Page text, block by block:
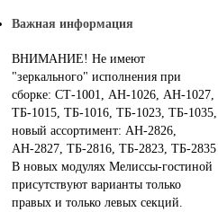
Важная информация
ВНИМАНИЕ! Не имеют
"зеркального" исполнения при
сборке: СТ-1001, АН-1026, АН-1027,
ТБ-1015, ТБ-1016, ТБ-1023, ТБ-1035,
новый ассортимент: АН-2826,
АН-2827, ТБ-2816, ТБ-2823, ТБ-2835
В новых модулях Мелиссы-гостиной
присутствуют варианты только
правых и только левых секций.